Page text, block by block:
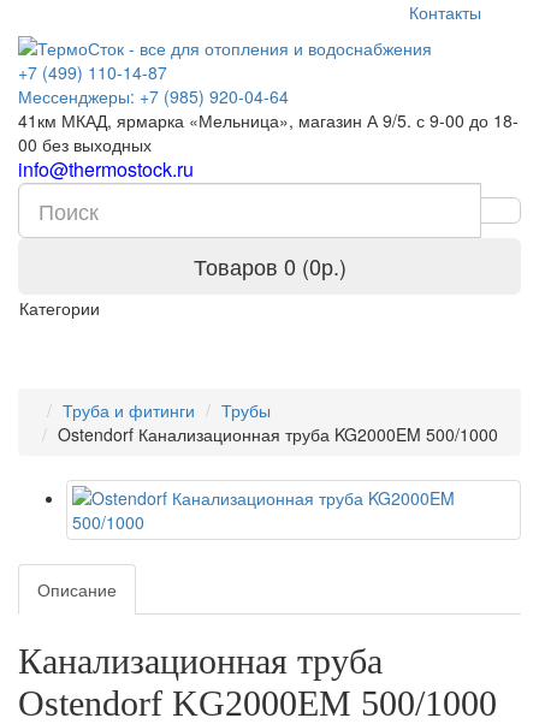
Контакты
+7 (499) 110-14-87
Мессенджеры: +7 (985) 920-04-64
41км МКАД, ярмарка «Мельница», магазин А 9/5. с 9-00 до 18-
00 без выходных
info@thermostock.ru
Товаров 0 (0р.)
Категории
Труба и фитинги
Трубы
Ostendorf Канализационная труба KG2000EM 500/1000
Описание
Канализационная труба
Ostendorf KG2000EM 500/1000